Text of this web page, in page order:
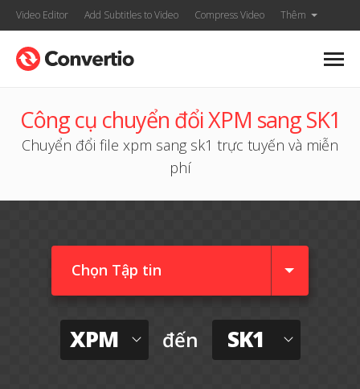
Video Editor Add Subtitles to Video Compress Video Thêm
Công cụ chuyển đổi XPM sang SK1
Chuyển đổi file xpm sang sk1 trực tuyến và miễn
phí
Chọn Tập tin
XPM đến SK1